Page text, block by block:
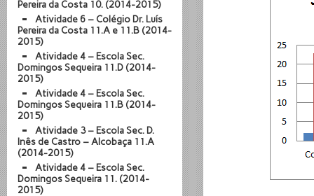
Pereira da Costa 10. (2014-2015)
Atividade 6 – Colégio Dr. Luís
Pereira da Costa 11.A e 11.B (2014-
2015)
Atividade 4 – Escola Sec.
Domingos Sequeira 11.D (2014-
2015)
Atividade 4 – Escola Sec.
Domingos Sequeira 11.B (2014-
2015)
Atividade 3 – Escola Sec. D.
Inês de Castro – Alcobaça 11.A
(2014-2015)
Atividade 4 – Escola Sec.
Domingos Sequeira 11. (2014-
2015)